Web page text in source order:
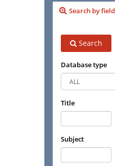
Search by field
Search
Database type
Title
Subject